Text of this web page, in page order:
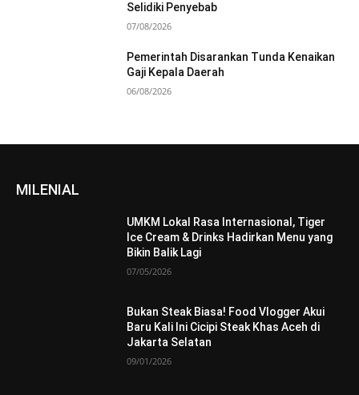
Selidiki Penyebab
07/08/2026
Pemerintah Disarankan Tunda Kenaikan
Gaji Kepala Daerah
06/08/2026
MILENIAL
UMKM Lokal Rasa Internasional, Tiger
Ice Cream & Drinks Hadirkan Menu yang
Bikin Balik Lagi
07/05/2026
Bukan Steak Biasa! Food Vlogger Akui
Baru Kali Ini Cicipi Steak Khas Aceh di
Jakarta Selatan
09/01/2026